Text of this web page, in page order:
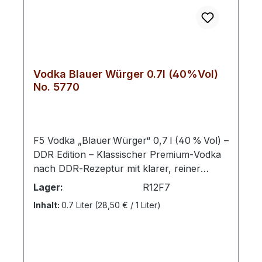
vorgesehen ist.Sicherheitshinweise:Nicht
unverdünnt genießen – nur verdünnt oder
Vodka Blauer Würger 0.7l (40%Vol)
No. 5770
F5 Vodka „Blauer Würger“ 0,7 l (40 % Vol) –
DDR Edition – Klassischer Premium‑Vodka
nach DDR‑Rezeptur mit klarer, reiner
Struktur und fein ausgewogenem
Geschmack. Dieser Vodka präsentiert sich
kristallklar, weich im Mundgefühl und mit
Lager: R12F7
Inhalt: 0.7 Liter (28,50 € / 1 Liter)